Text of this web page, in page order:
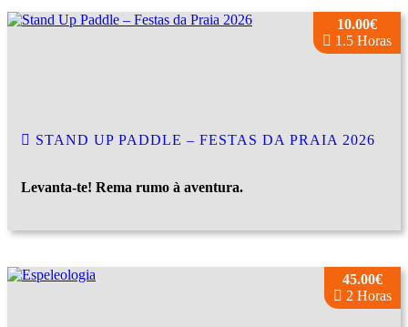
10.00€
1.5 Horas
STAND UP PADDLE – FESTAS DA PRAIA 2026
Levanta-te! Rema rumo à aventura.
45.00€
2 Horas